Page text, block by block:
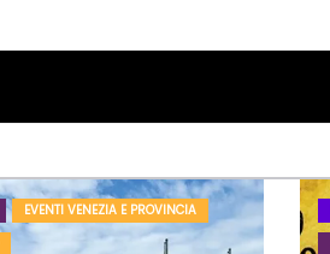
EVENTI VENEZIA E PROVINCIA